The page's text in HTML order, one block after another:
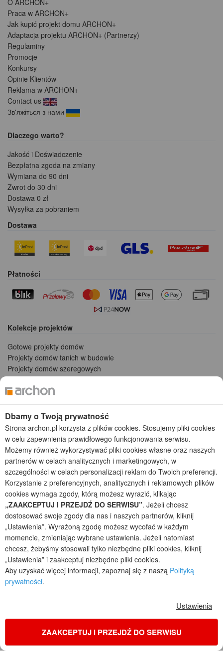
O ARCHON+
Praca w ARCHON+
Jak kupić projekt domu ARCHON+
Adaptacja projektu ARCHON+ (Partnerzy)
Regulaminy
Promocje
Konkursy
Opinie Klientów
Reklama w ARCHON+
Contact us
Зв'яжіться з нами
Dlaczego warto?
Jakość i Doświadczenie
Bezpłatna zgoda na zmiany
Wymiana do 90 dni
Zwrot do 30 dni
Dostawa 0 zł
Wysyłka za pobraniem
Dostawa
Płatności
Kolekcje projektów
Gotowe projekty domów
Projekty domów tanich w budowie
Projekty domów szeregowych
Projekty małych domów (do 150 m2)
Projekty domów wielorodzinnych
Projekty domów nowoczesnych
Projekty domów parterowych
2026 © ARCHON+ Biuro Projektów - Tradycyjne i nowoczesne gotowe
projekty domów - autorska pracownia architektoniczna założona w 1990r.
przez arch. Barbarę Mendel
Z uwagi na ciągłe doskonalenie procesu powstawania projektów (zgodnie z
normą ISO 9001), prezentowane na stronie projekty domów mogą
nieznacznie różnić się od dokumentacji technicznej.
Informujemy, iż w celu optymalizacji treści dostępnych w naszym sklepie,
dostosowania ich do Państwa indywidualnych potrzeb korzystamy z
informacji zapisanych za pomocą plików cookies na urządzeniach
końcowych użytkowników. Pliki cookies użytkownik może kontrolować za
pomocą ustawień swojej przeglądarki internetowej. Dalsze korzystanie z
naszego serwisu internetowego, bez zmiany ustawień przeglądarki
internetowej oznacza, iż użytkownik akceptuje stosowanie plików cookies.
Więcej informacji zawartych jest w polityce prywatności.
Polityka prywatności
Dbamy o Twoją prywatność
Strona archon.pl korzysta z plików cookies. Stosujemy pliki cookies
w celu zapewnienia prawidłowego funkcjonowania serwisu.
Możemy również wykorzystywać pliki cookies własne oraz naszych
partnerów w celach analitycznych i marketingowych, w
szczególności w celach personalizacji reklam do Twoich preferencji.
Korzystanie z preferencyjnych, analitycznych i reklamowych plików
cookies wymaga zgody, którą możesz wyrazić, klikając
„ZAAKCEPTUJ I PRZEJDŹ DO SERWISU”. Jeżeli chcesz
dostosować swoje zgody dla nas i naszych partnerów, kliknij
„Ustawienia”. Wyrażoną zgodę możesz wycofać w każdym
momencie, zmieniając wybrane ustawienia. Jeżeli natomiast
chcesz, żebyśmy stosowali tylko niezbędne pliki cookies, kliknij
„Ustawienia” i zaakceptuj niezbędne pliki cookies.
Aby uzyskać więcej informacji, zapoznaj się z naszą Polityką
prywatności.
Ustawienia
ZAAKCEPTUJ I PRZEJDŹ DO SERWISU